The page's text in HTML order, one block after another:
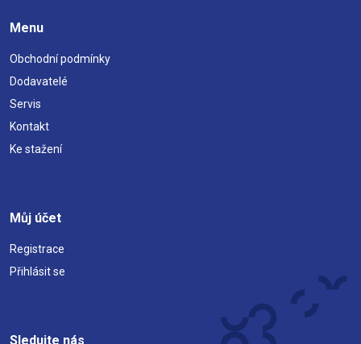
Menu
Obchodní podmínky
Dodavatelé
Servis
Kontakt
Ke stažení
Můj účet
Registrace
Přihlásit se
Sledujte nás